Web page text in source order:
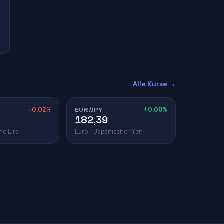
Alle Kurse →
-0,02%
Lira
EUR/JPY +0,00%
182,39
Euro – Japanischer Yen